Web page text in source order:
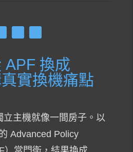
APF 換成
實換機痛點
主機就像一間房子。以
Advanced Policy